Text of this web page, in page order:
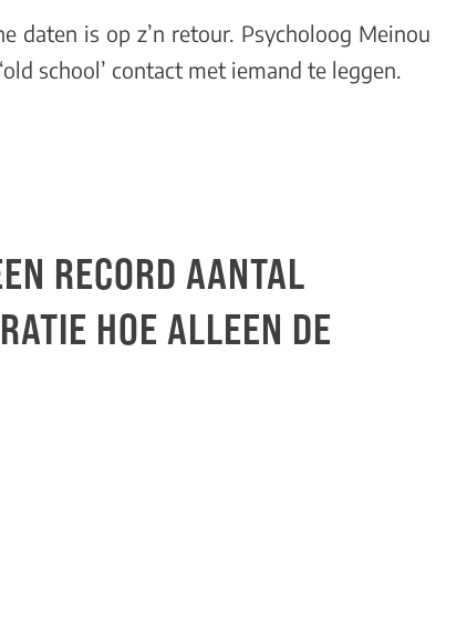
daten is op z’n retour. Psycholoog Meinou
school’ contact met iemand te leggen.
RECORD AANTAL
HOE ALLEEN DE